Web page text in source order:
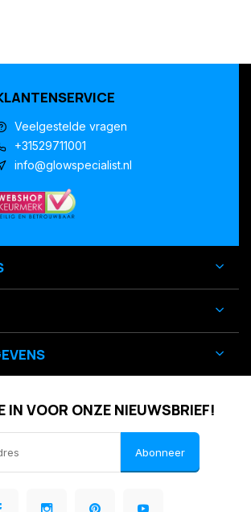
Veelgestelde vragen
+31529711001
info@glowspecialist.nl
IN VOOR ONZE NIEUWSBRIEF!
Abonneer